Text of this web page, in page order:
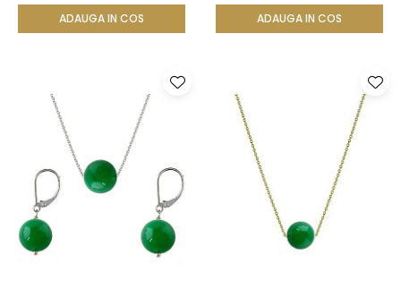
ADAUGA IN COS ADAUGA IN COS